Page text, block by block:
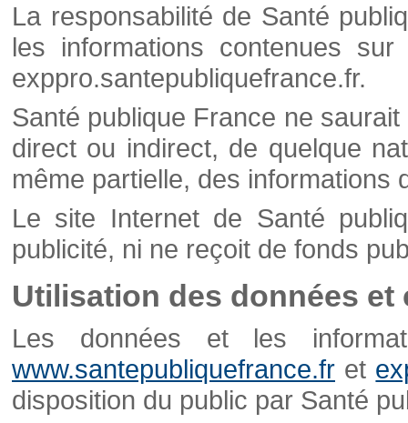
La responsabilité de Santé
les informations contenues
exppro.santepubliquefrance.fr.
Santé publique France ne
direct ou indirect, de quelque
même partielle, des informations
Le site Internet de Santé
publicité, ni ne reçoit de fonds
Utilisation des données et
Les données et les
www.santepubliquefrance.fr et
disposition du public par Santé